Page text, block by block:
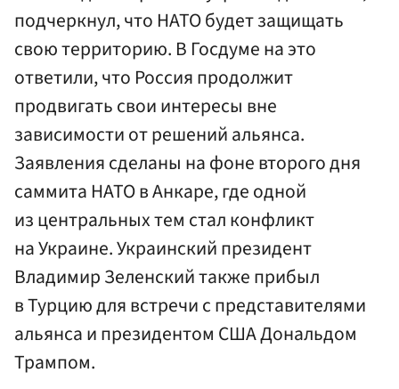
подчеркнул, что НАТО будет защищать
свою территорию. В Госдуме на это
ответили, что Россия продолжит
продвигать свои интересы вне
зависимости от решений альянса.
Заявления сделаны на фоне второго дня
саммита НАТО в Анкаре, где одной
из центральных тем стал конфликт
на Украине. Украинский президент
Владимир Зеленский также прибыл
в Турцию для встречи с представителями
альянса и президентом США Дональдом
Трампом.